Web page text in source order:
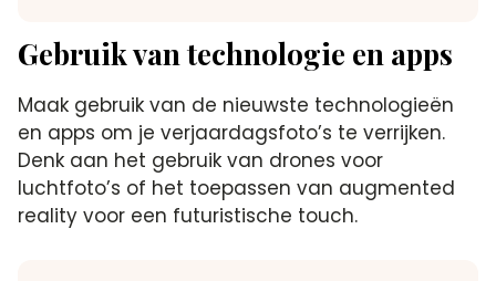
Gebruik van technologie en apps
Maak gebruik van de nieuwste technologieën
en apps om je verjaardagsfoto’s te verrijken.​
Denk aan het gebruik van drones voor
luchtfoto’s of het toepassen van augmented
reality voor een futuristische touch.​